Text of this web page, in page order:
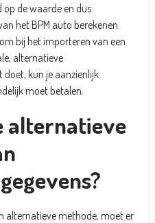
op de waarde en dus
het BPM auto berekenen.
bij het importeren van een
alternatieve
doet, kun je aanzienlijk
moet betalen.
alternatieve
alternatieve methode, moet er